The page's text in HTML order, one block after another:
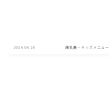
2014.04.16 離乳食・キッズメニュー